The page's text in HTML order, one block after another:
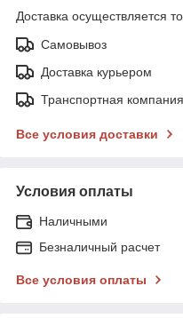
Доставка осуществляется
Самовывоз
Доставка курьером
Транспортная компания
Все условия доставки
Условия оплаты
Наличными
Безналичный расчет
Все условия оплаты